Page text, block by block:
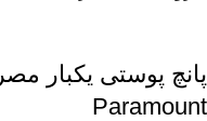
Paramount